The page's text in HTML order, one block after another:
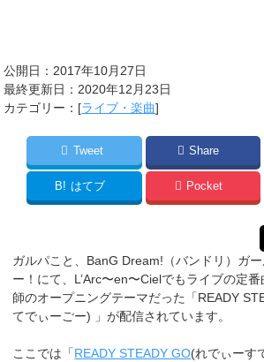
公開日：2017年10月27日
最終更新日：2020年12月23日
カテゴリー：[ライブ・楽曲]
Tweet Share
B! はてブ Pocket
ガルパこと、BanG Dream!（バンドリ）ガ
ー！にて、L’Arc〜en〜Cielでもライブの定
師のオープニングテーマだった「READY
てでぃーごー) 」が配信されています。
ここでは「READY STEADY GO(れでぃーす